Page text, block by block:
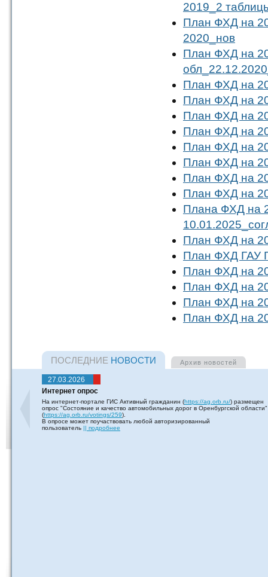
2019_2
План ФХД на
2020_нов
План ФХД на
План ФХД на
План ФХД на
План ФХД на
План ФХД на
План ФХД на
План ФХД на
План ФХД на
План ФХД на
Плана ФХД на
План ФХД на
План ФХД ГАУ
План ФХД на
План ФХД на
План ФХД на
План ФХД на
ПОСЛЕДНИЕ НОВОСТИ Архив новостей
27.03.2026
Интернет опрос
На интернет-портале ГИС Активный гражданин (https://ag.orb.ru/) размещен
опрос "Состояние и качество автомобильных дорог в Оренбургской области"
(https://ag.orb.ru/votings/259).
В опросе может поучаствовать любой авторизированный
пользователь || подробнее